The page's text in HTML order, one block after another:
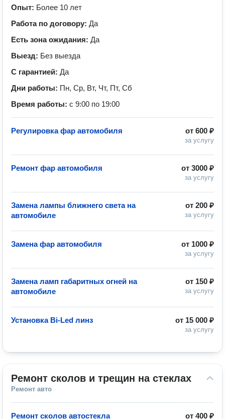
Опыт: Более 10 лет
Работа по договору: Да
Есть зона ожидания: Да
Выезд: Без выезда
С гарантией: Да
Дни работы: Пн, Ср, Вт, Чт, Пт, Сб
Время работы: с 9:00 по 19:00
от 600 ₽
за услугу
Регулировка фар автомобиля
от 3000 ₽
за услугу
Ремонт фар автомобиля
от 200 ₽
за услугу
Замена лампы ближнего света на
автомобиле
от 1000 ₽
за услугу
Замена фар автомобиля
от 150 ₽
за услугу
Замена ламп габаритных огней на
автомобиле
от 15 000 ₽
за услугу
Установка Bi-Led линз
Ремонт сколов и трещин на стеклах
Ремонт авто
от 400 ₽
Ремонт сколов автостекла